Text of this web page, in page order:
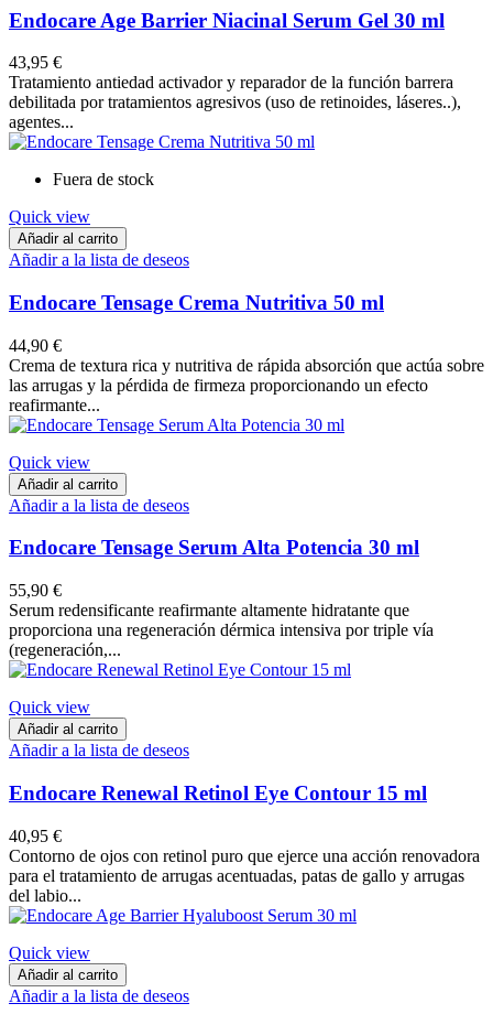
Endocare Age Barrier Niacinal Serum Gel 30 ml
43,95 €
Tratamiento antiedad activador y reparador de la función barrera
debilitada por tratamientos agresivos (uso de retinoides, láseres..),
agentes...
Fuera de stock
Quick view
Añadir al carrito
Añadir a la lista de deseos
Endocare Tensage Crema Nutritiva 50 ml
44,90 €
Crema de textura rica y nutritiva de rápida absorción que actúa sobre
las arrugas y la pérdida de firmeza proporcionando un efecto
reafirmante...
Quick view
Añadir al carrito
Añadir a la lista de deseos
Endocare Tensage Serum Alta Potencia 30 ml
55,90 €
Serum redensificante reafirmante altamente hidratante que
proporciona una regeneración dérmica intensiva por triple vía
(regeneración,...
Quick view
Añadir al carrito
Añadir a la lista de deseos
Endocare Renewal Retinol Eye Contour 15 ml
40,95 €
Contorno de ojos con retinol puro que ejerce una acción renovadora
para el tratamiento de arrugas acentuadas, patas de gallo y arrugas
del labio...
Quick view
Añadir al carrito
Añadir a la lista de deseos